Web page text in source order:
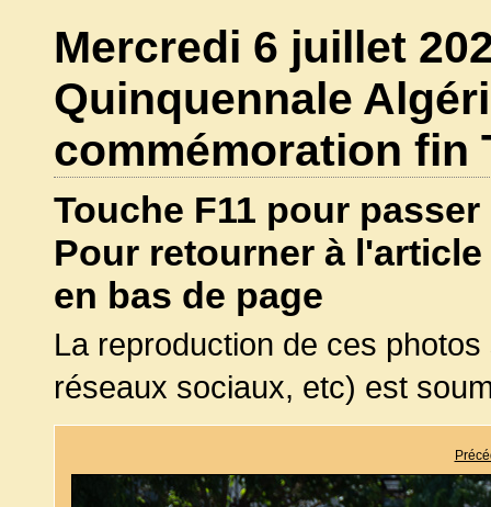
Mercredi 6 juillet
Quinquennale
commémoration fin
Touche F11 pour
Pour retourner à
en bas de page
La reproduction de ces
réseaux sociaux, etc) est